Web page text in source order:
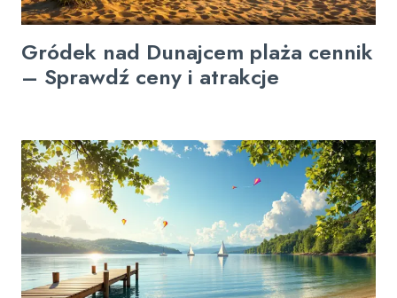
Gródek nad Dunajcem plaża cennik
– Sprawdź ceny i atrakcje